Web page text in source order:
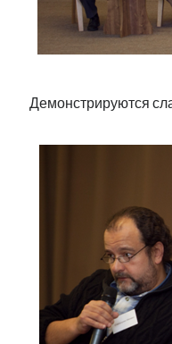
Демонстрируются